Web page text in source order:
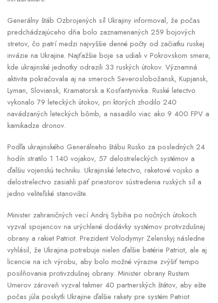
Generálny štáb Ozbrojených síl Ukrajiny informoval, že počas
predchádzajúceho dňa bolo zaznamenaných 259 bojových
stretov, čo patrí medzi najvyššie denné počty od začiatku ruskej
invázie na Ukrajine. Najťažšie boje sa udiali v Pokrovskom smere,
kde ukrajinské jednotky odrazili 33 ruských útokov. Významná
aktivita pokračovala aj na smeroch Severoslobožansk, Kupjansk,
Lyman, Sloviansk, Kramatorsk a Kosťantynivka. Ruské letectvo
vykonalo 79 leteckých útokov, pri ktorých zhodilo 240
navádzaných leteckých bômb, a nasadilo viac ako 9 400 FPV a
kamikadze dronov.
Podľa ukrajinského Generálneho štábu Rusko za posledných 24
hodín stratilo 1 140 vojakov, 57 delostreleckých systémov a
ďalšiu vojenskú techniku. Ukrajinské letectvo, raketové vojsko a
delostrelectvo zasiahli päť priestorov sústredenia ruských síl a
jedno veliteľské stanovište.
Minister zahraničných vecí Andrij Sybiha po nočných útokoch
vyzval spojencov na urýchlené dodávky systémov protivzdušnej
obrany a rakiet Patriot. Prezident Volodymyr Zelenskyj následne
vyhlásil, že Ukrajina potrebuje nielen ďalšie batérie Patriot, ale aj
licencie na ich výrobu, aby bolo možné výrazne zvýšiť tempo
posilňovania protivzdušnej obrany. Minister obrany Rustem
Umerov zároveň vyzval takmer 40 partnerských štátov, aby ešte
počas júla poskytli Ukrajine ďalšie rakety pre systém Patriot.